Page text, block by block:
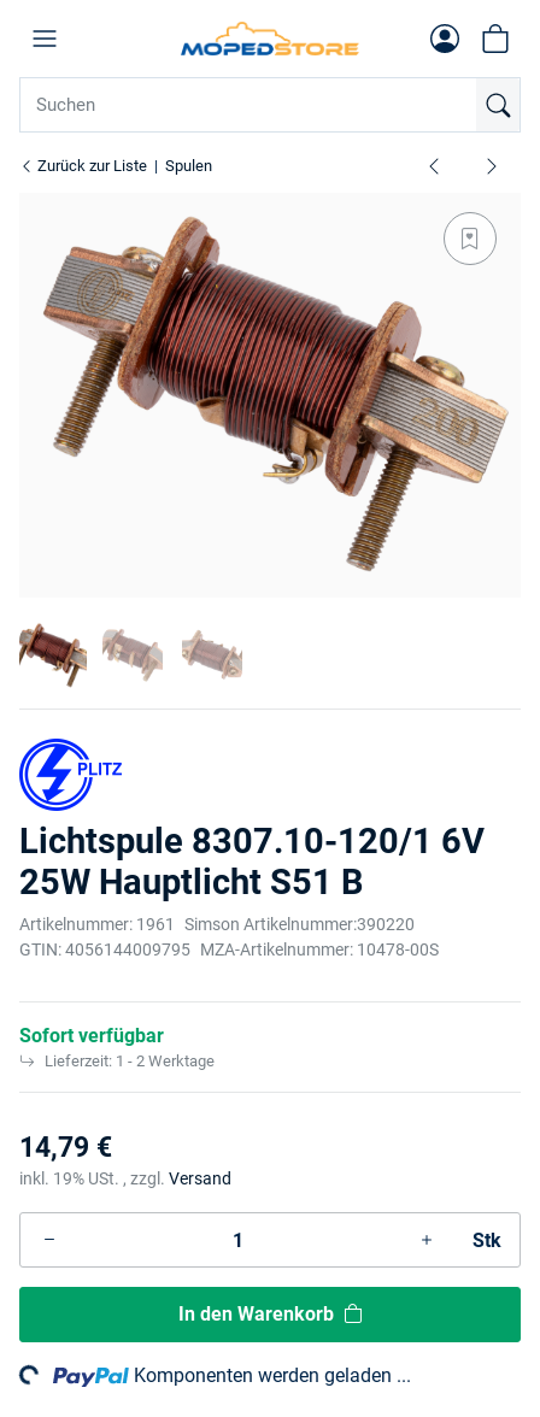
Zurück zur Liste Spulen
Lichtspule 8307.10-120/1 6V
25W Hauptlicht S51 B
Artikelnummer: 1961 Simson Artikelnummer:390220
GTIN:4056144009795 MZA-Artikelnummer: 10478-00S
Sofort verfügbar
Lieferzeit: 1 - 2 Werktage
14,79 €
inkl. 19% USt. , zzgl. Versand
Stk
In den Warenkorb
Komponenten werden geladen ...